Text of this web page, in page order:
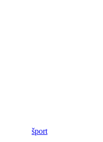
šport